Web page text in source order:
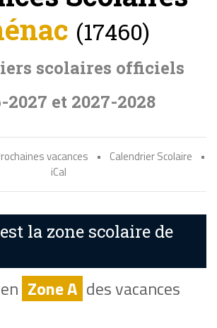
(17460)
scolaires officiels
2027 et 2027-2028
vacances • Calendrier Scolaire
•
iCal
la zone scolaire de
Zone A des vacances